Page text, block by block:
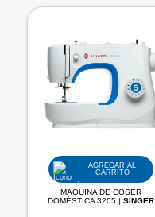
AGREGAR AL
CARRITO
MÁQUINA DE COSER
DOMÉSTICA 3205 | SINGER